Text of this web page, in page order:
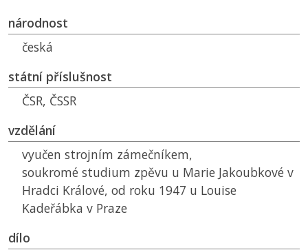
národnost
česká
státní příslušnost
ČSR, ČSSR
vzdělání
vyučen strojním zámečníkem,
soukromé studium zpěvu u Marie Jakoubkové v
Hradci Králové, od roku 1947 u Louise
Kadeřábka v Praze
dílo